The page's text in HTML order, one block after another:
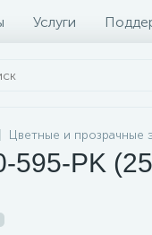
Услуги
Цветные и прозрачные
595-PK